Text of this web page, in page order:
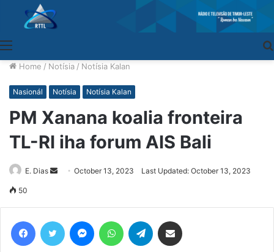
Home / Notísia / Notísia Kalan
Nasionál Notísia Notísia Kalan
PM Xanana koalia fronteira
TL-RI iha forum AIS Bali
E. Dias
SendOctober 13, 2023 Last Updated: October 13, 2023
50